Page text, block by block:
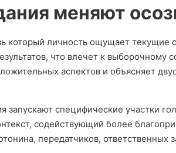
меняют
который личность ощущает текущие
что влечет к выборочному
аспектов и объясняет
специфические участки
содействующий более
передатчиков, ответственных